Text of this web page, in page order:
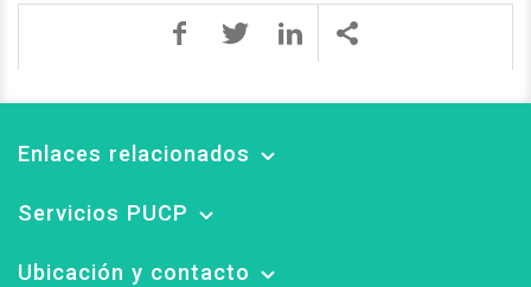
Enlaces relacionados
Servicios PUCP
Ubicación y contacto